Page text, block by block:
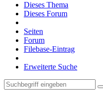
Dieses Thema
Dieses Forum
Seiten
Forum
Filebase-Eintrag
Erweiterte Suche